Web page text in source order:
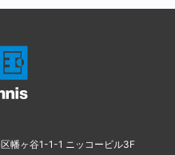
幡ヶ谷1-1-1 ニッコービル3F